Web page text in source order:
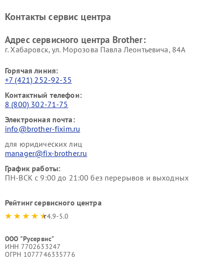
Контакты сервис центра
Адрес сервисного центра Brother:
г. Хабаровск, ул. Морозова Павла Леонтьевича, 84А
Горячая линия:
+7 (421) 252-92-35
Контактный телефон:
8 (800) 302-71-75
Электронная почта:
info@brother-fixim.ru
для юридических лиц
manager@fix-brother.ru
График работы:
ПН-ВСК с 9:00 до 21:00 без перерывов и выходных
Рейтинг сервисного центра
4.9-5.0
ООО "Русервис"
ИНН 7702633247
ОГРН 1077746335776